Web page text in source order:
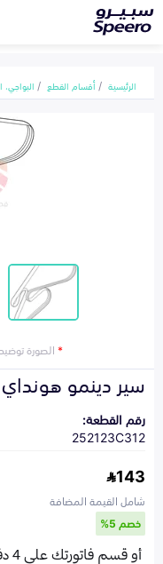
الرئيسية أقسام القطع البواجي،
*الصورة
سير دينمو هونداي ازيرا
رقم القطعة:
252123C312
143
شامل القيمة المضافة
خصم 5%